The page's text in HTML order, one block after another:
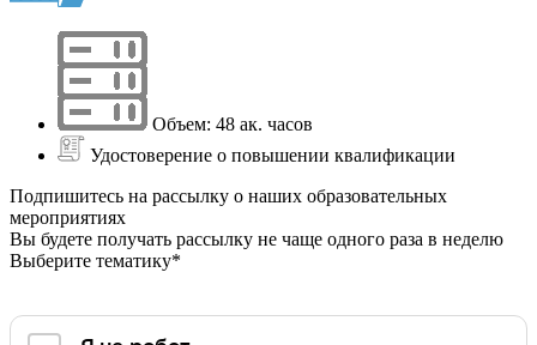
Объем: 48 ак. часов
Удостоверение о повышении квалификации
Подпишитесь на рассылку о наших образовательных
мероприятиях
Вы будете получать рассылку не чаще одного раза в неделю
Выберите тематику*